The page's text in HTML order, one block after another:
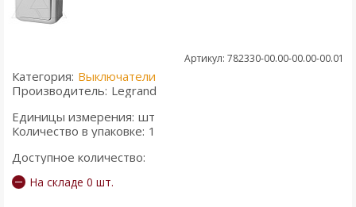
Артикул: 782330-00.00-00.00-00.01
Категория: Выключатели
Производитель: Legrand
Единицы измерения: шт
Количество в упаковке: 1
Доступное количество:
На складе 0 шт.